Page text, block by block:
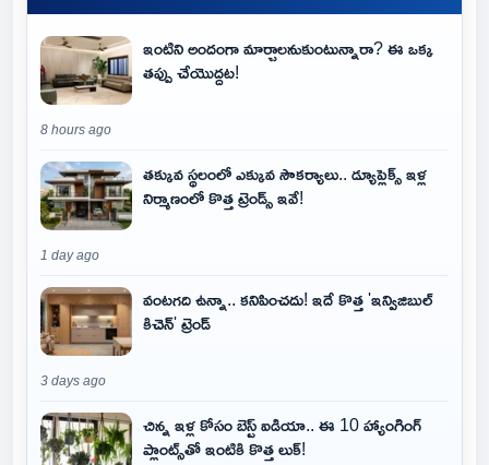
ఇంటిని అందంగా మార్చాలనుకుంటున్నారా? ఈ ఒక్క
తప్పు చేయొద్దట!
8 hours ago
తక్కువ స్థలంలో ఎక్కువ సౌకర్యాలు.. డ్యూప్లెక్స్ ఇళ్ల
నిర్మాణంలో కొత్త ట్రెండ్స్ ఇవే!
1 day ago
వంటగది ఉన్నా.. కనిపించదు! ఇదే కొత్త 'ఇన్విజిబుల్
కిచెన్' ట్రెండ్
3 days ago
చిన్న ఇళ్ల కోసం బెస్ట్ ఐడియా.. ఈ 10 హ్యాంగింగ్
ప్లాంట్స్‌తో ఇంటికి కొత్త లుక్!